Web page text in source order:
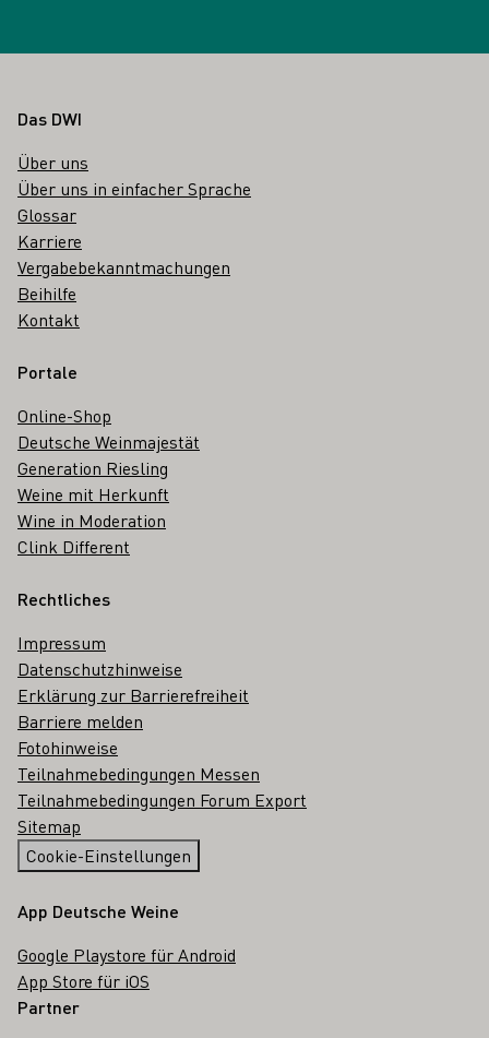
Fußbereich
Das DWI
Über uns
Über uns in einfacher Sprache
Glossar
Karriere
Vergabebekanntmachungen
Beihilfe
Kontakt
Portale
Online-Shop
Deutsche Weinmajestät
Generation Riesling
Weine mit Herkunft
Wine in Moderation
Clink Different
Rechtliches
Impressum
Datenschutzhinweise
Erklärung zur Barrierefreiheit
Barriere melden
Fotohinweise
Teilnahmebedingungen Messen
Teilnahmebedingungen Forum Export
Sitemap
Cookie-Einstellungen
App Deutsche Weine
Google Playstore für Android
App Store für iOS
Partner